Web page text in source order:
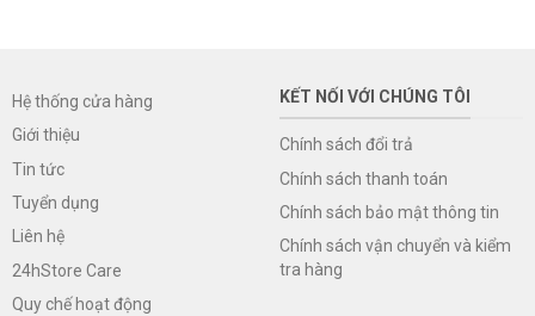
Hệ thống cửa hàng
Giới thiệu
Tin tức
Tuyển dụng
Liên hệ
24hStore Care
Quy chế hoạt động
KẾT NỐI VỚI CHÚNG TÔI
Chính sách đổi trả
Chính sách thanh toán
Chính sách bảo mật thông tin
Chính sách vận chuyển và kiểm
tra hàng